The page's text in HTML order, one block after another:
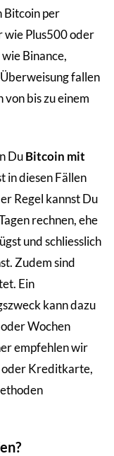
Bitcoin per
wie Plus500 oder
Binance,
fallen
bis zu einem
DuBitcoin mit
in diesen Fällen
Regel kannst Du
rechnen, ehe
und schliesslich
Zudem sind
Ein
kann dazu
Wochen
empfehlen wir
oder Kreditkarte,